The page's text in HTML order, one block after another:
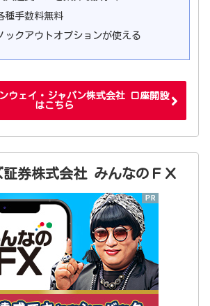
手数料無料
クアウトオプションが使える
ンウェイ・ジャパン株式会社 口座開設
はこちら
証券株式会社 みんなのＦＸ